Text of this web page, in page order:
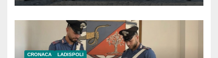
CRONACA LADISPOLI